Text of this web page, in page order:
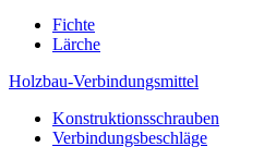
Fichte
Lärche
Holzbau-Verbindungsmittel
Konstruktionsschrauben
Verbindungsbeschläge